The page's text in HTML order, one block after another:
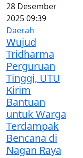
28 Desember
2025 09:39
Daerah
Wujud
Tridharma
Perguruan
Tinggi, UTU
Kirim
Bantuan
untuk Warga
Terdampak
Bencana di
Nagan Raya